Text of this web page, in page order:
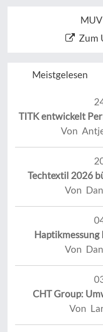
Zum
Meistgelesen
TITK entwickelt
Von
Techtextil 2026
Von
Von
CHT Group:
Von